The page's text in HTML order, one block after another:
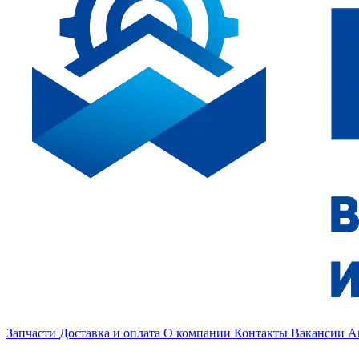
Запчасти Доставка и оплата О компании Контакты Вакансии